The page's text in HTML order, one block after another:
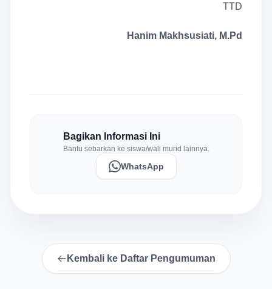
TTD
Hanim Makhsusiati, M.Pd
Bagikan Informasi Ini
Bantu sebarkan ke siswa/wali murid lainnya.
WhatsApp
Kembali ke Daftar Pengumuman